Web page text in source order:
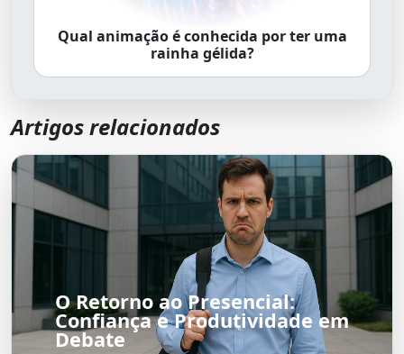
Qual animação é conhecida por ter uma
rainha gélida?
Artigos relacionados
O Retorno ao Presencial:
Confiança e Produtividade em
Debate